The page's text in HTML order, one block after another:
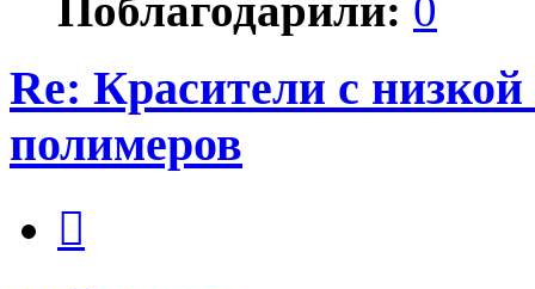
Поблагодарили: 0
Re: Красители с
полимеров